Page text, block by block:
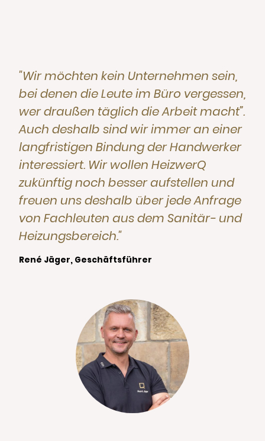
"Wir möchten kein Unternehmen sein,
bei denen die Leute im Büro vergessen,
wer draußen täglich die Arbeit macht”.
Auch deshalb sind wir immer an einer
langfristigen Bindung der Handwerker
interessiert. Wir wollen HeizwerQ
zukünftig noch besser aufstellen und
freuen uns deshalb über jede Anfrage
von Fachleuten aus dem Sanitär- und
Heizungsbereich."
René Jäger, Geschäftsführer